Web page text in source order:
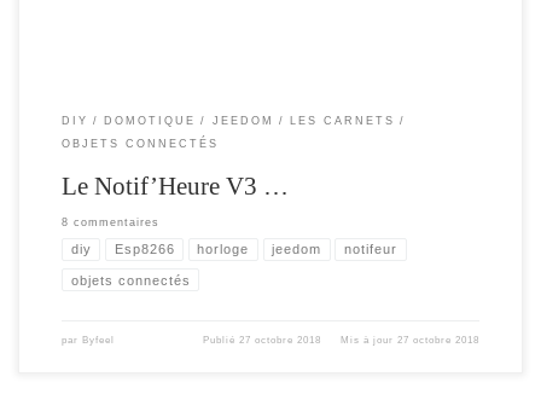
DIY DOMOTIQUE JEEDOM
LES CARNETS
OBJETS CONNECTÉS
Le Notif’Heure V3 …
8 commentaires
diy Esp8266 horloge jeedom notifeur
objets connectés
par Byfeel Publié27 octobre 2018 Mis à jour27 octobre 2018